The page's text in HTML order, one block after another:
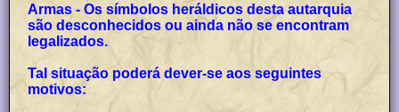
Armas - Os símbolos heráldicos desta autarquia
são desconhecidos ou ainda não se encontram
legalizados.
Tal situação poderá dever-se aos seguintes
motivos: